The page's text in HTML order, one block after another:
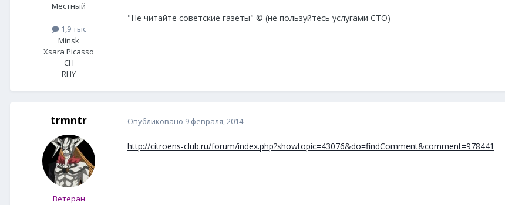
Местный
1,9 тыс
Minsk
Xsara Picasso
CH
RHY
"Не читайте советские газеты" © (не пользуйтесь услугами СТО)
trmntr
Ветеран
Опубликовано 9 февраля, 2014
http://citroens-club.ru/forum/index.php?showtopic=43076&do=findComment&comment=978441